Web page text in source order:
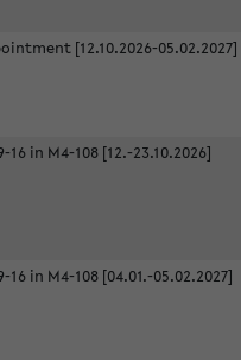
[12.10.2026-05.02.2027]
16 in M4-108 [12.-23.10.2026]
16 in M4-108 [04.01.-05.02.2027]